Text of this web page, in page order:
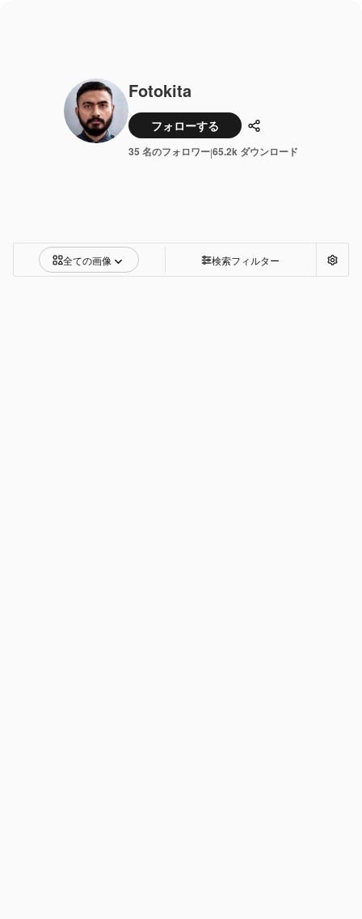
Fotokita
フォローする 共有
35 名のフォロワー|65.2k ダウンロード
全ての画像 検索フィルター